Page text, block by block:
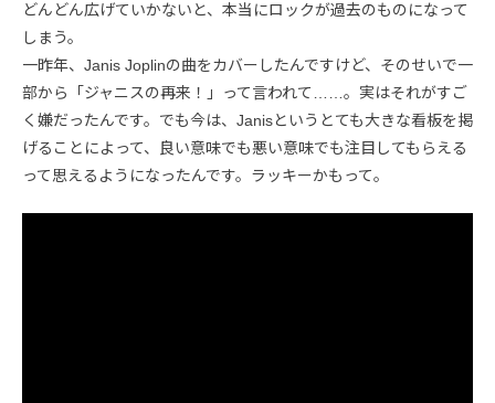
どんどん広げていかないと、本当にロックが過去のものになって
しまう。
一昨年、Janis Joplinの曲をカバーしたんですけど、そのせいで一
部から「ジャニスの再来！」って言われて……。実はそれがすご
く嫌だったんです。でも今は、Janisというとても大きな看板を掲
げることによって、良い意味でも悪い意味でも注目してもらえる
って思えるようになったんです。ラッキーかもって。